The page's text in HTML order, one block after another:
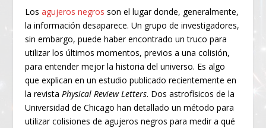
Losagujeros negros son el lugar donde, generalmente,
la información desaparece. Un grupo de investigadores,
sin embargo, puede haber encontrado un truco para
utilizar los últimos momentos, previos a una colisión,
para entender mejor la historia del universo. Es algo
que explican en un estudio publicado recientemente en
la revista Physical Review Letters. Dos astrofísicos de la
Universidad de Chicago han detallado un método para
utilizar colisiones de agujeros negros para medir a qué